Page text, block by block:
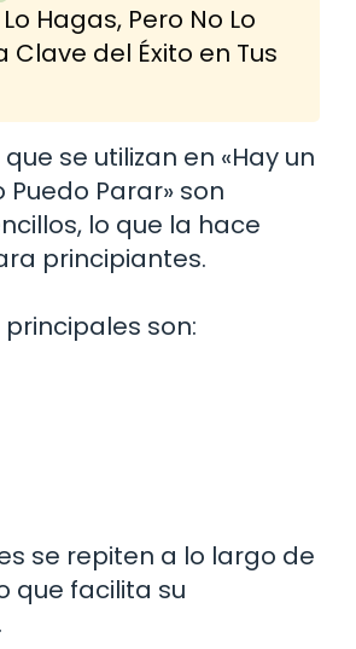
Hagas, Pero No Lo
Clave del Éxito en Tus
se utilizan en «Hay un
Puedo Parar» son
lo que la hace
principiantes.
son:
se repiten a lo largo de
que facilita su